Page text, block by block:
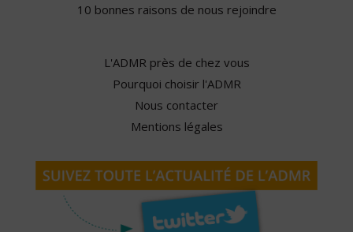
10 bonnes raisons de nous rejoindre
L'ADMR près de chez vous
Pourquoi choisir l'ADMR
Nous contacter
Mentions légales